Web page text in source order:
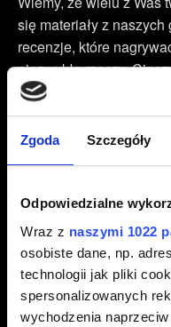
Zgoda Szczegóły
Odpowiedzialne
Wraz z naszymi 1022
osobiste dane, np.
technologii jak pliki
spersonalizowanych
wychodzenia
się materiały z
recenzje, które
niezwykłe rzeczy.
mnóstwo. Co więcej,
twórczość. Dlatego
pośrednictwem
Pamiętajcie jednak, że
naszych gier zakłada,
w celach
pobierać od widzów
sprzedawać czy
wynagrodzenie w